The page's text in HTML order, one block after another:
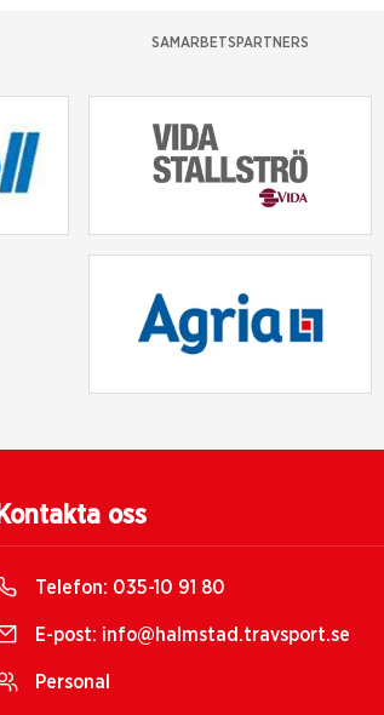
SAMARBETSPARTNERS
Kontakta oss
Telefon: 035-10 91 80
E-post: info@halmstad.travsport.se
Personal